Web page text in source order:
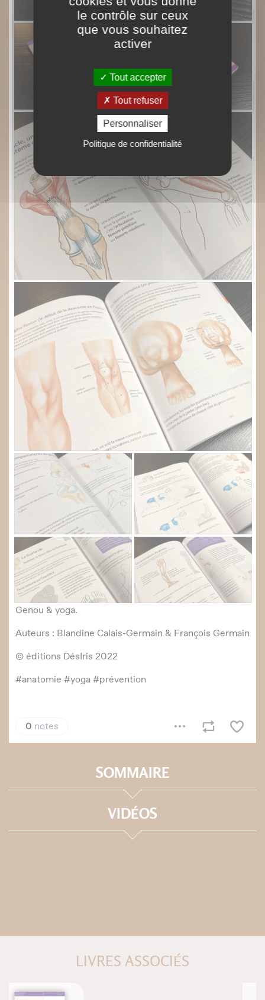
SOMMAIRE
VIDÉOS
LIVRES ASSOCIÉS
le contrôle sur ceux
que vous souhaitez
activer
Tout accepter
Tout refuser
Personnaliser
Politique de confidentialité